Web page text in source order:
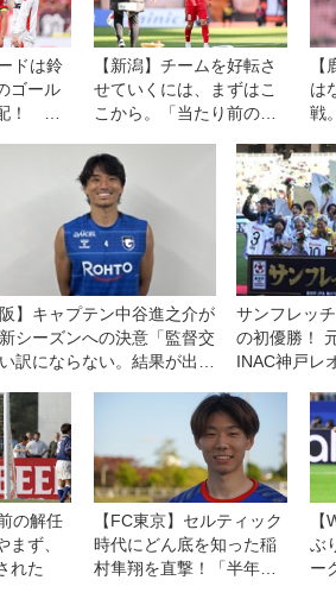
ドは鈴
ゴール
！ 名
【新潟】チームを好転さ
せていくには、まずはこ
こから。「当たり前の部
月大和のイラ立ちは、至
極まっとうだ
は
戦
の
阪】キャプテン中谷進之介が
シーズンへの決意「監督交
訳にならない。結果が出せ
る」
サンフレッ
の初優勝！
INAC神戸レ
の解任
まず、
れた
【FC東京】セルティック
時代にどん底を知った稲
村隼翔を直撃！「半年で
ぶ
ー